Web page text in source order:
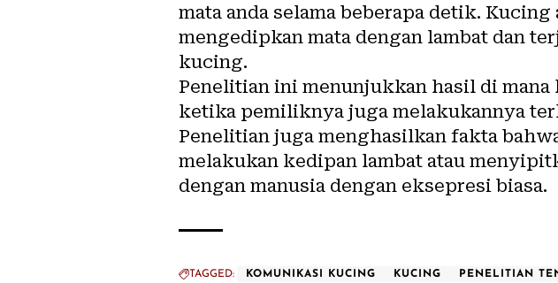
mata anda selama beberapa detik.
mengedipkan mata dengan lambat dan
kucing.
Penelitian ini menunjukkan hasil di
ketika pemiliknya juga melakukannya
Penelitian juga menghasilkan fakta
melakukan kedipan lambat atau
dengan manusia dengan eksepresi biasa.
TAGGED: KOMUNIKASI KUCING KUCING PENELITIAN